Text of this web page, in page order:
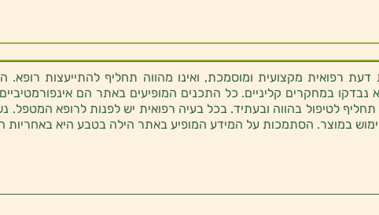
רפואית מקצועית ומוסמכת, ואינו מהווה תחליף להתייעצות רופא.
במחקרים קליניים. כל התכנים המופיעים באתר הם אינפורמטיביים,
לטיפול בהווה ובעתיד. בכל בעיה רפואית יש לפנות לרופא המטפל.
במוצר. הסתמכות על המידע המופיע באתר הילה בטבע היא באחריות